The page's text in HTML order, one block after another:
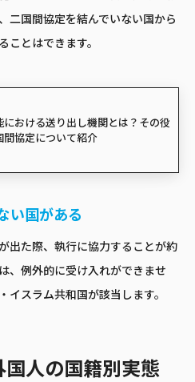
二国間協定を結んでいない国から
ことはできます。
における送り出し機関とは？その役
間協定について紹介
い国がある
出た際、執行に協力することが約
、例外的に受け入れができませ
イスラム共和国が該当します。
人の国籍別実態